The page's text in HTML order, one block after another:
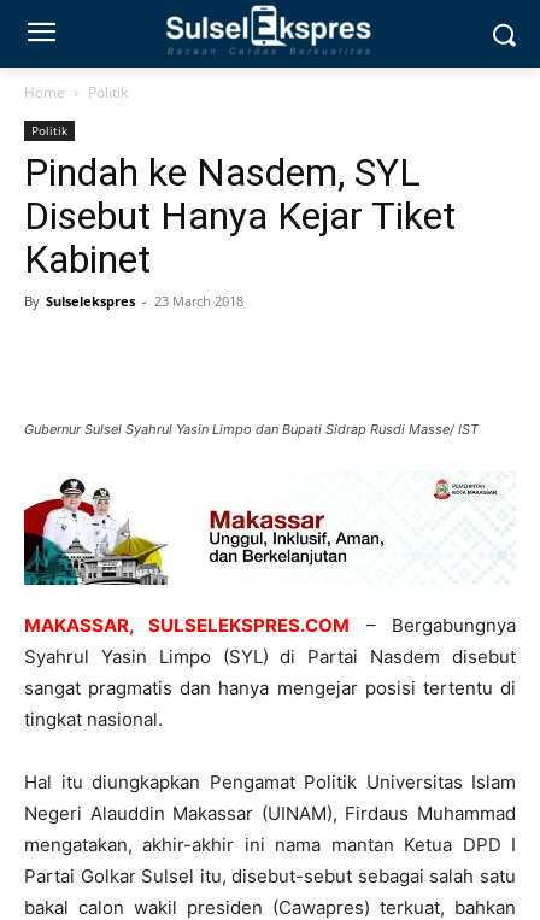
Home Politik
Politik
Pindah ke Nasdem, SYL
Disebut Hanya Kejar Tiket
Kabinet
By Sulselekspres - 23 March 2018
Gubernur Sulsel Syahrul Yasin Limpo dan Bupati Sidrap Rusdi Masse/ IST
MAKASSAR, SULSELEKSPRES.COM – Bergabungnya
Syahrul Yasin Limpo (SYL) di Partai Nasdem disebut
sangat pragmatis dan hanya mengejar posisi tertentu di
tingkat nasional.
Hal itu diungkapkan Pengamat Politik Universitas Islam
Negeri Alauddin Makassar (UINAM), Firdaus Muhammad
mengatakan, akhir-akhir ini nama mantan Ketua DPD I
Partai Golkar Sulsel itu, disebut-sebut sebagai salah satu
bakal calon wakil presiden (Cawapres) terkuat, bahkan